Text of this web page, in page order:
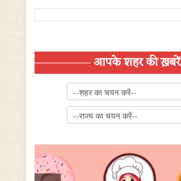
आपके शहर की ख़बरें